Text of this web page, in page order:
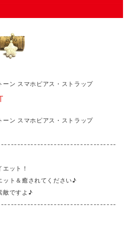
ン スマホピアス・ストラップ
ン スマホピアス・ストラップ
ット！
ット＆癒されてください♪
敵ですよ♪